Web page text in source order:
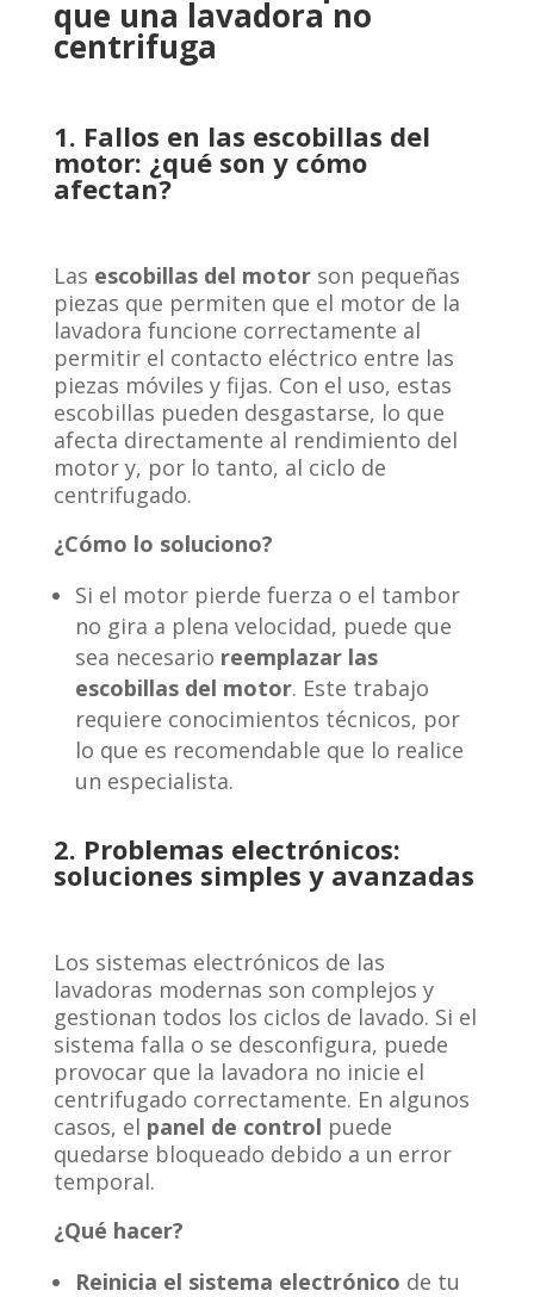
que una lavadora no
centrifuga
1. Fallos en las escobillas del
motor: ¿qué son y cómo
afectan?
Las escobillas del motorson pequeñas
piezas que permiten que el motor de la
lavadora funcione correctamente al
permitir el contacto eléctrico entre las
piezas móviles y fijas. Con el uso, estas
escobillas pueden desgastarse, lo que
afecta directamente al rendimiento del
motor y, por lo tanto, al ciclo de
centrifugado.
¿Cómo lo soluciono?
Si el motor pierde fuerza o el tambor
no gira a plena velocidad, puede que
sea necesario reemplazar las
escobillas del motor. Este trabajo
requiere conocimientos técnicos, por
lo que es recomendable que lo realice
un especialista.
2. Problemas electrónicos:
soluciones simples y avanzadas
Los sistemas electrónicos de las
lavadoras modernas son complejos y
gestionan todos los ciclos de lavado. Si el
sistema falla o se desconfigura, puede
provocar que la lavadora no inicie el
centrifugado correctamente. En algunos
casos, el panel de control puede
quedarse bloqueado debido a un error
temporal.
¿Qué hacer?
Reinicia el sistema electrónico de tu